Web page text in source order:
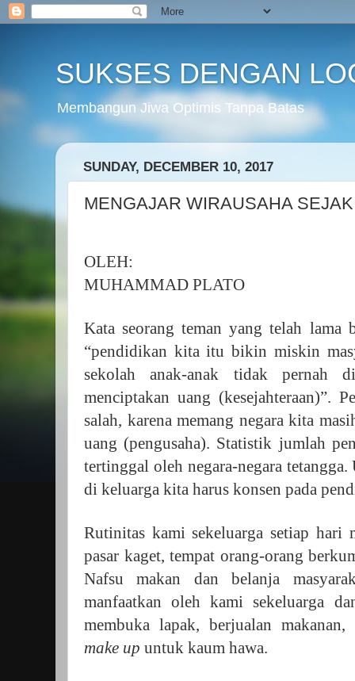
SUKSES DENGAN
Membangun Jiwa Optimis Tanpa Batas
SUNDAY, DECEMBER 10, 2017
MENGAJAR WIRAUSAHA
OLEH:
MUHAMMAD PLATO
Kata seorang teman yang telah lama
“pendidikan kita itu bikin miskin
sekolah anak-anak tidak pernah
menciptakan uang (kesejahteraan)”.
salah, karena memang negara kita
uang (pengusaha). Statistik jumlah
tertinggal oleh negara-negara
di keluarga kita harus konsen pada
Rutinitas kami sekeluarga setiap hari
pasar kaget, tempat orang-orang
Nafsu makan dan belanja
manfaatkan oleh kami sekeluarga
membuka lapak, berjualan makanan,
make up untuk kaum hawa.